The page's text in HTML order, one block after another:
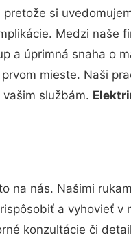
si
Medzi naše
a úprimná snaha o
mieste. Naši
službám.
na nás. Našimi
a vyhovieť
konzultácie či